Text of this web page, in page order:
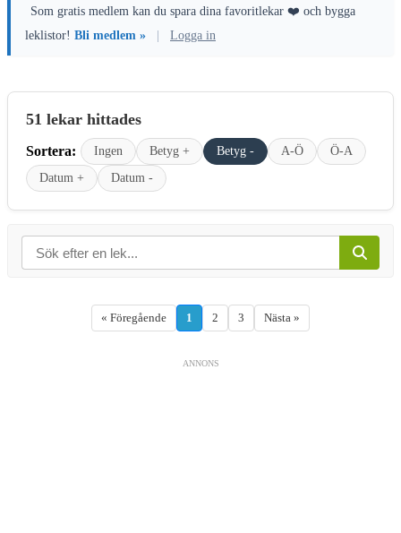
Som gratis medlem kan du spara dina favoritlekar ❤️ och bygga
leklistor! Bli medlem » Logga in
51 lekar hittades
Sortera: Ingen Betyg + Betyg - A-Ö
Ö-A
Datum +
Datum -
« Föregående 1 2 3 Nästa »
ANNONS